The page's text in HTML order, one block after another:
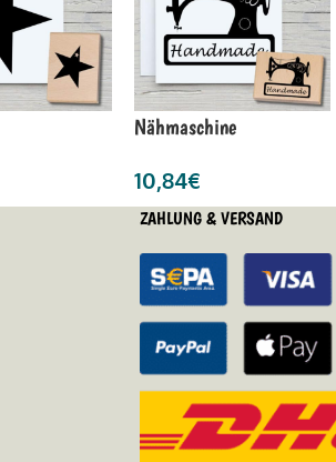
Nähmaschine
10,84€
ZAHLUNG & VERSAND